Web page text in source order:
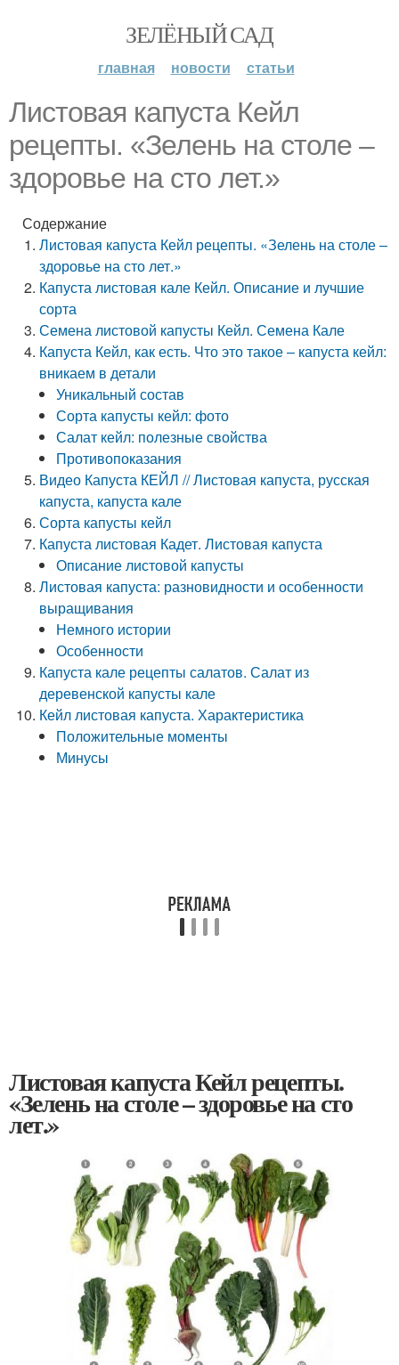
ЗЕЛЁНЫЙ САД
главная новости статьи
Листовая капуста Кейл
рецепты. «Зелень на столе –
здоровье на сто лет.»
Содержание
Листовая капуста Кейл рецепты. «Зелень на столе –
здоровье на сто лет.»
Капуста листовая кале Кейл. Описание и лучшие
сорта
Семена листовой капусты Кейл. Семена Кале
Капуста Кейл, как есть. Что это такое – капуста кейл:
вникаем в детали
Уникальный состав
Сорта капусты кейл: фото
Салат кейл: полезные свойства
Противопоказания
Видео Капуста КЕЙЛ // Листовая капуста, русская
капуста, капуста кале
Сорта капусты кейл
Капуста листовая Кадет. Листовая капуста
Описание листовой капусты
Листовая капуста: разновидности и особенности
выращивания
Немного истории
Особенности
Капуста кале рецепты салатов. Салат из
деревенской капусты кале
Кейл листовая капуста. Характеристика
Положительные моменты
Минусы
Листовая капуста Кейл рецепты.
«Зелень на столе – здоровье на сто
лет.»